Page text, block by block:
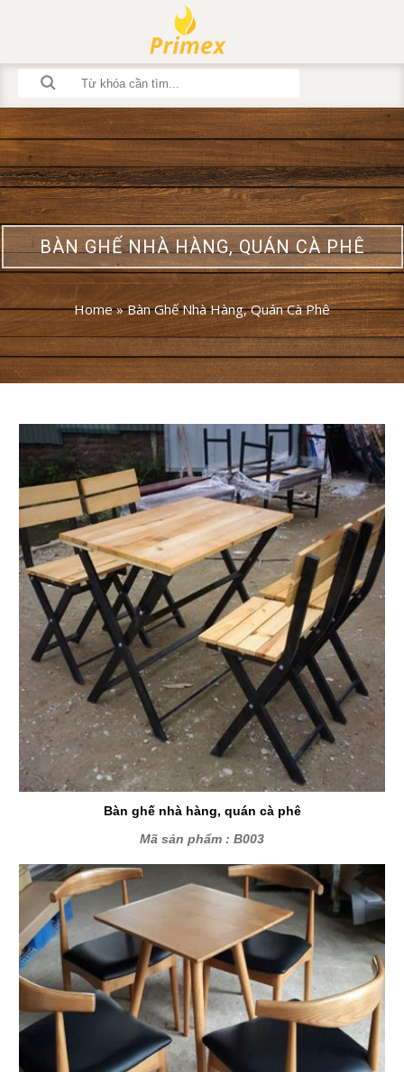
BÀN GHẾ NHÀ HÀNG, QUÁN CÀ PHÊ
Home»Bàn Ghế Nhà Hàng, Quán Cà Phê
Bàn ghế nhà hàng, quán cà phê
Mã sản phẩm : B003